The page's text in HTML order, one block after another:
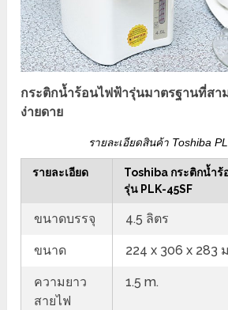
กระติกน้ำร้อนไฟฟ้ารุ่นมาตรฐานที่สา
ง่ายดาย
รายละเอียดสินค้า Toshiba
รายละเอียด
Toshiba กระติกน้ำร้
รุ่น PLK-45SF
ขนาดบรรจุ 4.5 ลิตร
ขนาด 224 x 306 x 283
ความยาว
สายไฟ
1.5 m.